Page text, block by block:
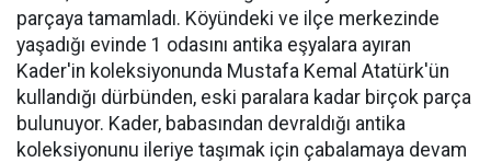
parçaya tamamladı. Köyündeki ve ilçe merkezinde
yaşadığı evinde 1 odasını antika eşyalara ayıran
Kader'in koleksiyonunda Mustafa Kemal Atatürk'ün
kullandığı dürbünden, eski paralara kadar birçok parça
bulunuyor. Kader, babasından devraldığı antika
koleksiyonunu ileriye taşımak için çabalamaya devam